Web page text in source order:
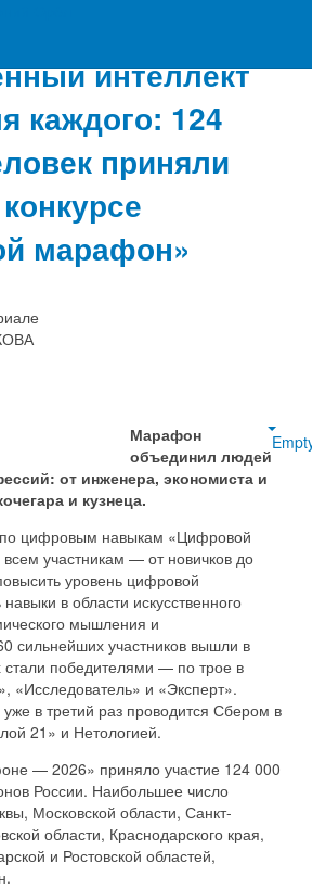
интеллект
каждого: 124
приняли
марафон»
Марафон
объединил людей
от инженера, экономиста и
и кузнеца.
по цифровым навыкам «Цифровой
участникам — от новичков до
уровень цифровой
в области искусственного
мышления и
сильнейших участников вышли в
стали победителями — по трое в
«Исследователь» и «Эксперт».
в третий раз проводится Сбером в
21» и Нетологией.
— 2026» приняло участие 124 000
России. Наибольшее число
Московской области, Санкт-
области, Краснодарского края,
и Ростовской областей,